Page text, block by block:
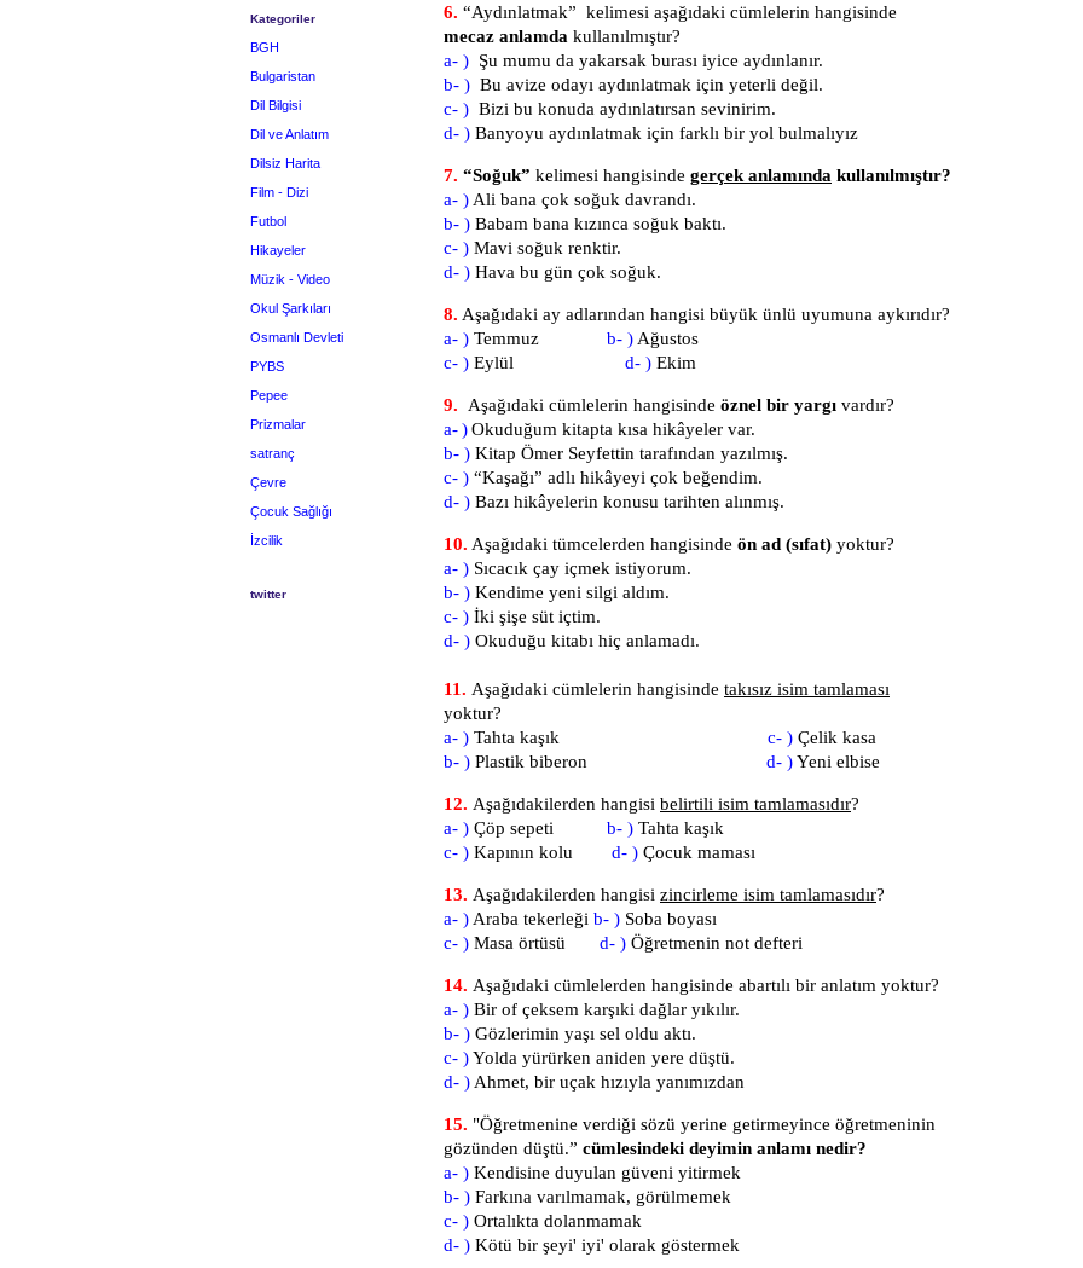
6. “Aydınlatmak” kelimesi aşağıdaki cümlelerin hangisinde
mecaz anlamda kullanılmıştır?
a- ) Şu mumu da yakarsak burası iyice aydınlanır.
b- ) Bu avize odayı aydınlatmak için yeterli değil.
c- ) Bizi bu konuda aydınlatırsan sevinirim.
d- ) Banyoyu aydınlatmak için farklı bir yol bulmalıyız
7. “Soğuk” kelimesi hangisinde gerçek anlamında kullanılmıştır?
a- ) Ali bana çok soğuk davrandı.
b- ) Babam bana kızınca soğuk baktı.
c- ) Mavi soğuk renktir.
d- ) Hava bu gün çok soğuk.
8. Aşağıdaki ay adlarından hangisi büyük ünlü uyumuna aykırıdır?
a- ) Temmuz b- ) Ağustos
c- ) Eylül d- ) Ekim
9. Aşağıdaki cümlelerin hangisinde öznelbir yargı vardır?
a- )Okuduğum kitapta kısahikâyeler var.
b- ) KitapÖmer Seyfettin tarafından yazılmış.
c- ) “Kaşağı” adlı hikâyeyi çokbeğendim.
d- ) Bazıhikâyelerin konusutarihten alınmış.
10. Aşağıdaki tümcelerden hangisinde ön ad (sıfat) yoktur?
a- ) Sıcacık çay içmek istiyorum.
b- ) Kendime yeni silgi aldım.
c- ) İki şişe süt içtim.
d- ) Okuduğu kitabı hiç anlamadı.
11. Aşağıdaki cümlelerin hangisinde takısız isim tamlaması
yoktur?
a- ) Tahta kaşık c- ) Çelik kasa
b- ) Plastik biberon d- )Yeni elbise
12. Aşağıdakilerden hangisi belirtili isim tamlamasıdır?
a- ) Çöp sepeti b- ) Tahta kaşık
c- ) Kapının kolu d- ) Çocuk maması
13. Aşağıdakilerden hangisi zincirleme isim tamlamasıdır?
a- ) Araba tekerleği b- ) Soba boyası
c- ) Masa örtüsü d- ) Öğretmenin not defteri
14. Aşağıdaki cümlelerden hangisinde abartılı bir anlatım yoktur?
a- ) Bir of çeksem karşıki dağlar yıkılır.
b- ) Gözlerimin yaşı sel oldu aktı.
c- )Yolda yürürken aniden yere düştü.
d- ) Ahmet, bir uçak hızıyla yanımızdan
15. "Öğretmenine verdiği sözü yerine getirmeyince öğretmeninin
gözünden düştü.” cümlesindeki deyimin anlamı nedir?
a- ) Kendisine duyulan güveni yitirmek
b- ) Farkına varılmamak, görülmemek
c- ) Ortalıkta dolanmamak
d- ) Kötü bir şeyi' iyi' olarak göstermek
Kategoriler
BGH
Bulgaristan
Dil Bilgisi
Dil ve Anlatım
Dilsiz Harita
Film - Dizi
Futbol
Hikayeler
Müzik - Video
Okul Şarkıları
Osmanlı Devleti
PYBS
Pepee
Prizmalar
satranç
Çevre
Çocuk Sağlığı
İzcilik
twitter